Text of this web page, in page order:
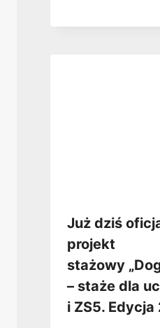
Już dziś
projekt
stażowy
– staże dla
i ZS5. Edycja